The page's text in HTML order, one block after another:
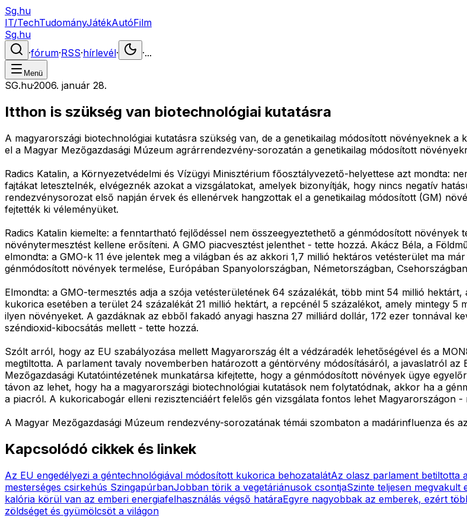
Sg.hu
IT/TechTudományJátékAutóFilm
Sg.hu
·fórum·RSS·hírlevél· ·...
Menü
SG.hu·2006. január 28.
Itthon is szükség van biotechnológiai kutatásra
A magyarországi biotechnológiai kutatásra szükség van, de a genetikailag módosított növényeknek
el a Magyar Mezőgazdasági Múzeum agrárrendezvény-sorozatán a genetikailag módosított
Radics Katalin, a Környezetvédelmi és Vízügyi Minisztérium főosztályvezető-helyettese azt mondta:
fajtákat letesztelnék, elvégeznék azokat a vizsgálatokat, amelyek bizonyítják, hogy nincs negatív
rendezvénysorozat első napján érvek és ellenérvek hangzottak el a genetikailag módosított (GM)
fejtették ki véleményüket.
Radics Katalin kiemelte: a fenntartható fejlődéssel nem összeegyeztethető a génmódosított
növénytermesztést kellene erősíteni. A GMO piacvesztést jelenthet - tette hozzá. Akácz Béla, a
elmondta: a GMO-k 11 éve jelentek meg a világban és az akkori 1,7 millió hektáros vetésterület ma
génmódosított növények termelése, Európában Spanyolországban, Németországban,
Elmondta: a GMO-termesztés adja a szója vetésterületének 64 százalékát, több mint 54 millió
kukorica esetében a terület 24 százalékát 21 millió hektárt, a repcénél 5 százalékot, amely mintegy
ilyen növényeket. A gazdáknak az ebből fakadó anyagi haszna 27 milliárd dollár, 172 ezer tonnával
széndioxid-kibocsátás mellett - tette hozzá.
Szólt arról, hogy az EU szabályozása mellett Magyarország élt a védzáradék lehetőségével és a
megtiltotta. A parlament tavaly novemberben határozott a géntörvény módosításáról, a javaslatról
Mezőgazdasági Kutatóintézetének munkatársa kifejtette, hogy a génmódosított növények ügye
távon az lehet, hogy ha a magyarországi biotechnológiai kutatások nem folytatódnak, akkor ha a
a piacról. A kukoricabogár elleni rezisztenciáért felelős gén vizsgálata fontos lehet Magyarországon -
A Magyar Mezőgazdasági Múzeum rendezvény-sorozatának témái szombaton a madárinfluenza és
Kapcsolódó cikkek és linkek
Az EU engedélyezi a géntechnológiával módosított kukorica behozatalátAz olasz parlament betiltotta
mesterséges csirkehús SzingapúrbanJobban törik a vegetáriánusok csontjaSzinte teljesen megvakult
kalória körül van az emberi energiafelhasználás végső határaEgyre nagyobbak az emberek, ezért
zöldséget és gyümölcsöt a világon